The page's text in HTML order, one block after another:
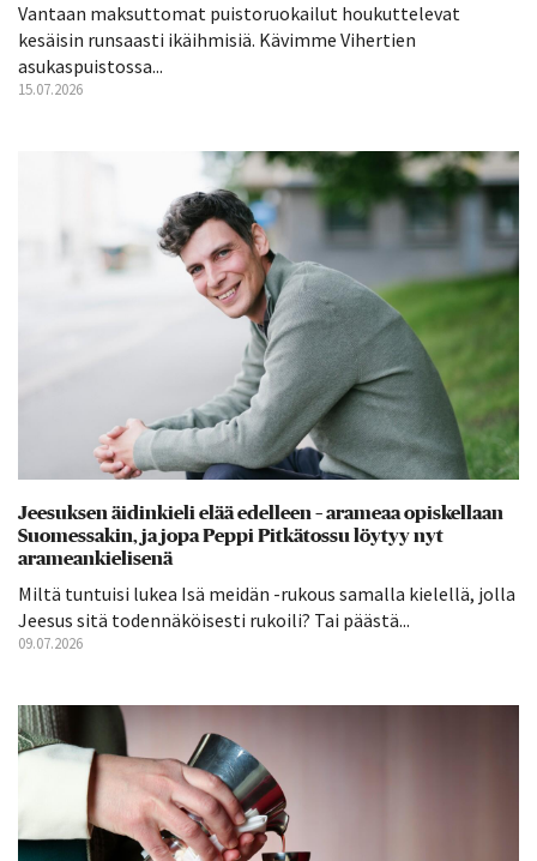
Vantaan maksuttomat puistoruokailut houkuttelevat
kesäisin runsaasti ikäihmisiä. Kävimme Vihertien
asukaspuistossa...
15.07.2026
Jeesuksen äidinkieli elää edelleen – arameaa opiskellaan
Suomessakin, ja jopa Peppi Pitkätossu löytyy nyt
arameankielisenä
Miltä tuntuisi lukea Isä meidän -rukous samalla kielellä, jolla
Jeesus sitä todennäköisesti rukoili? Tai päästä...
09.07.2026